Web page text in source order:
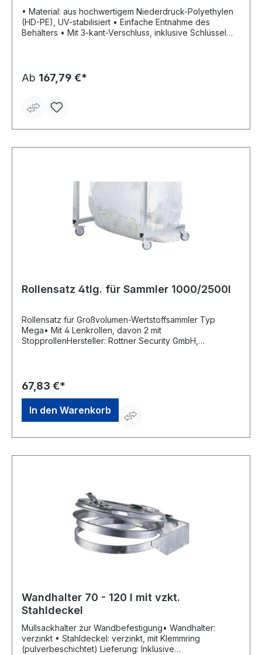
• Material: aus hochwertigem Niederdruck-Polyethylen
(HD-PE), UV-stabilisiert • Einfache Entnahme des
Behälters • Mit 3-kant-Verschluss, inklusive Schlüssel
Ab 167,79 €*
Rollensatz 4tlg. für Sammler 1000/2500l
Rollensatz für Großvolumen-Wertstoffsammler Typ
Mega• Mit 4 Lenkrollen, davon 2 mit
StopprollenHersteller: Rottner Security GmbH,
67,83 €*
In den Warenkorb
Wandhalter 70 - 120 l mit vzkt.
Stahldeckel
Müllsackhalter zur Wandbefestigung• Wandhalter:
verzinkt • Stahldeckel: verzinkt, mit Klemmring
(pulverbeschichtet) Lieferung: Inklusive